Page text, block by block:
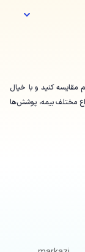
مقایسه کنید و با خیال
مختلف بیمه، پوشش‌ها